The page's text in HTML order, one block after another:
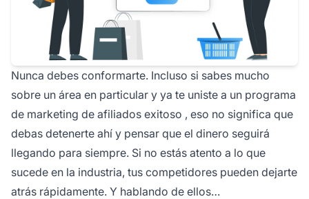
Nunca debes conformarte. Incluso si sabes mucho
sobre un área en particular y ya te uniste a un programa
de marketing de afiliados exitoso , eso no significa que
debas detenerte ahí y pensar que el dinero seguirá
llegando para siempre. Si no estás atento a lo que
sucede en la industria, tus competidores pueden dejarte
atrás rápidamente. Y hablando de ellos…